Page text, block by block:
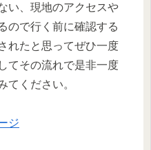
い、現地のアクセスや
ので行く前に確認する
れたと思ってぜひ一度
てその流れで是非一度
てください。
ジ